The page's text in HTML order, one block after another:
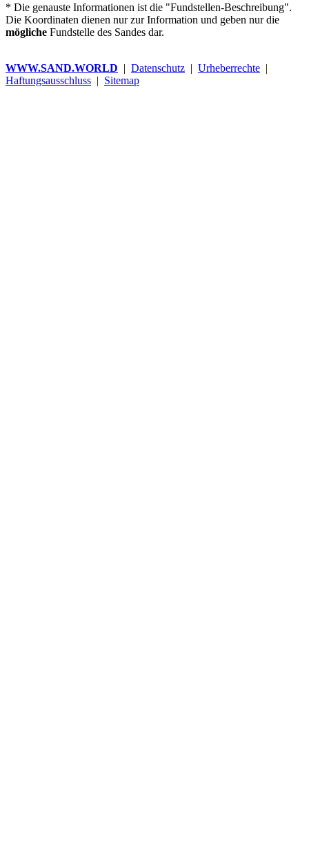
* Die genauste Informationen ist die "Fundstellen-Beschreibung".
Die Koordinaten dienen nur zur Information und geben nur die
mögliche Fundstelle des Sandes dar.
WWW.SAND.WORLD | Datenschutz | Urheberrechte |
Haftungsausschluss | Sitemap